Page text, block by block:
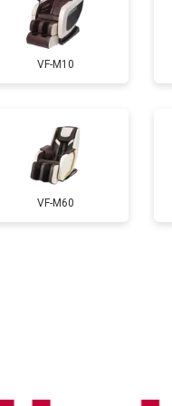
3300 ₽
3200 ₽
6200 ₽
3500 ₽
5800 ₽
VF-M10
VF-M60